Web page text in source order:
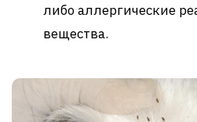
либо аллергические
вещества.